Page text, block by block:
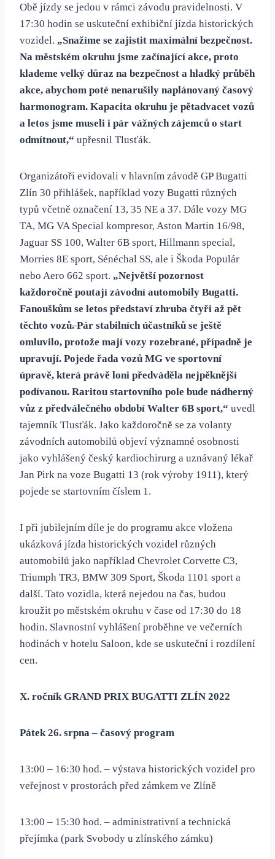
Obě jízdy se jedou v rámci závodu pravidelnosti. V
17:30 hodin se uskuteční exhibiční jízda historických
vozidel. „Snažíme se zajistit maximální bezpečnost.
Na městském okruhu jsme začínající akce, proto
klademe velký důraz na bezpečnost a hladký průběh
akce, abychom poté nenarušily naplánovaný časový
harmonogram. Kapacita okruhu je pětadvacet vozů
a letos jsme museli i pár vážných zájemců o start
odmítnout,“ upřesnil Tlusťák.
Organizátoři evidovali v hlavním závodě GP Bugatti
Zlín 30 přihlášek, například vozy Bugatti různých
typů včetně označení 13, 35 NE a 37. Dále vozy MG
TA, MG VA Special kompresor, Aston Martin 16/98,
Jaguar SS 100, Walter 6B sport, Hillmann special,
Morries 8E sport, Sénéchal SS, ale i Škoda Populár
nebo Aero 662 sport. „Největší pozornost
každoročně poutají závodní automobily Bugatti.
Fanouškům se letos představí zhruba čtyři až pět
těchto vozů.Pár stabilních účastníků se ještě
omluvilo, protože mají vozy rozebrané, případně je
upravují. Pojede řada vozů MG ve sportovní
úpravě, která právě loni předváděla nejpěknější
podívanou. Raritou startovního pole bude nádherný
vůz z předválečného období Walter 6B sport,“ uvedl
tajemník Tlusťák. Jako každoročně se za volanty
závodních automobilů objeví významné osobnosti
jako vyhlášený český kardiochirurg a uznávaný lékař
Jan Pirk na voze Bugatti 13 (rok výroby 1911), který
pojede se startovním číslem 1.
I při jubilejním díle je do programu akce vložena
ukázková jízda historických vozidel různých
automobilů jako například Chevrolet Corvette C3,
Triumph TR3, BMW 309 Sport, Škoda 1101 sport a
další. Tato vozidla, která nejedou na čas, budou
kroužit po městském okruhu v čase od 17:30 do 18
hodin. Slavnostní vyhlášení proběhne ve večerních
hodinách v hotelu Saloon, kde se uskuteční i rozdílení
cen.
X. ročník GRAND PRIX BUGATTI ZLÍN 2022
Pátek 26. srpna – časový program
13:00 – 16:30 hod. – výstava historických vozidel pro
veřejnost v prostorách před zámkem ve Zlíně
13:00 – 15:30 hod. – administrativní a technická
přejímka (park Svobody u zlínského zámku)